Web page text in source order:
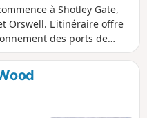
à Shotley Gate,
Orswell. L'itinéraire offre
des ports de
longue partie de la
longe le rivage sur
s'aventure à l'intérieur
Hall pour boucler la